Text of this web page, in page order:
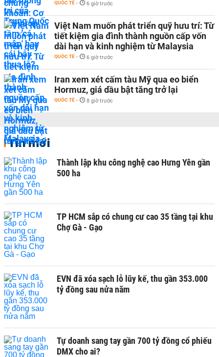
QUỐC TẾ - 6 giờ trước
Việt Nam muốn phát triển quỹ hưu trí: Từ
tiết kiệm gia đình thành nguồn cấp vốn
dài hạn và kinh nghiệm từ Malaysia
QUỐC TẾ - 6 giờ trước
Iran xem xét cấm tàu Mỹ qua eo biển
Hormuz, giá dầu bật tăng trở lại
QUỐC TẾ - 8 giờ trước
Tin mới
Thành lập khu công nghệ cao Hưng Yên gần
500 ha
TP HCM sắp có chung cư cao 35 tầng tại khu
Chợ Gà - Gạo
EVN đã xóa sạch lỗ lũy kế, thu gần 353.000
tỷ đồng sau nửa năm
Tự doanh sang tay gần 700 tỷ đồng cổ phiếu
DMX cho ai?